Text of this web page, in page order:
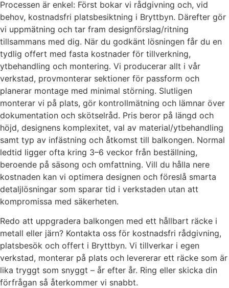
Processen är enkel: Först bokar vi rådgivning och, vid
behov, kostnadsfri platsbesiktning i Bryttbyn. Därefter gör
vi uppmätning och tar fram designförslag/ritning
tillsammans med dig. När du godkänt lösningen får du en
tydlig offert med fasta kostnader för tillverkning,
ytbehandling och montering. Vi producerar allt i vår
verkstad, provmonterar sektioner för passform och
planerar montage med minimal störning. Slutligen
monterar vi på plats, gör kontrollmätning och lämnar över
dokumentation och skötselråd. Pris beror på längd och
höjd, designens komplexitet, val av material/ytbehandling
samt typ av infästning och åtkomst till balkongen. Normal
ledtid ligger ofta kring 3–6 veckor från beställning,
beroende på säsong och omfattning. Vill du hålla nere
kostnaden kan vi optimera designen och föreslå smarta
detaljlösningar som sparar tid i verkstaden utan att
kompromissa med säkerheten.
Redo att uppgradera balkongen med ett hållbart räcke i
metall eller järn? Kontakta oss för kostnadsfri rådgivning,
platsbesök och offert i Bryttbyn. Vi tillverkar i egen
verkstad, monterar på plats och levererar ett räcke som är
lika tryggt som snyggt – år efter år. Ring eller skicka din
förfrågan så återkommer vi snabbt.